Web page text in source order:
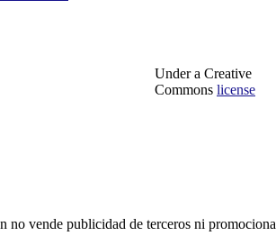
Under a Creative
Commons license
no vende publicidad de terceros ni